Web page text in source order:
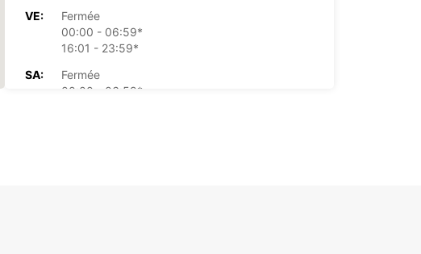
VE:
Fermée
00:00 - 06:59*
16:01 - 23:59*
SA:
Fermée
00:00 - 06:59*